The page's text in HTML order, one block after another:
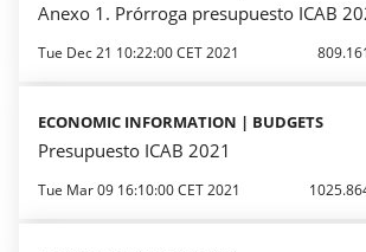
Anexo 1. Prórroga presupuesto ICAB
Tue Dec 21 10:22:00 CET 2021
ECONOMIC INFORMATION | BUDGETS
Presupuesto ICAB 2021
Tue Mar 09 16:10:00 CET 2021